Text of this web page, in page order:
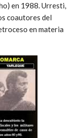
en 1988. Urresti,
coautores del
en materia